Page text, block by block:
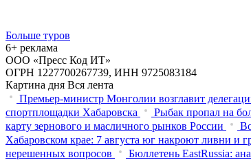
Больше туров
6+ реклама
ООО «Пресс Код ИТ»
ОГРН 1227700267739, ИНН 9725083184
Картина дня Вся лента
Премьер-министр Монголии возглавит
спортплощадки Хабаровска
Рыбак пропал на
карту зернового и масличного рынков России
Хабаровском крае: 7 августа юг накроют ливни и
нерешенных вопросов
Бюллетень EastRussia: